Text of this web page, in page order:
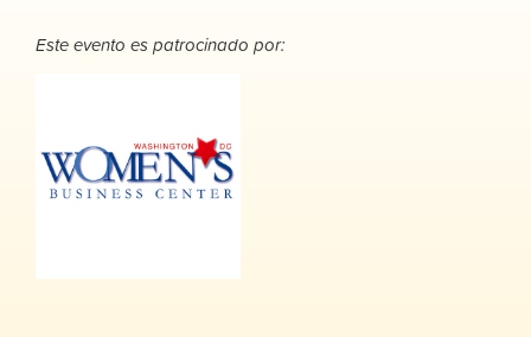
Este evento es patrocinado por: